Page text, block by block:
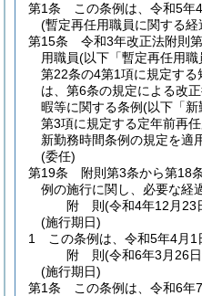
第1条
この条例は、令和5年
(暫定再任用職員に関する経
第15条
令和3年改正法附則
用職員(以下「暫定再任用職
第22条の4第1項に規定す
は、第6条の規定による改
暇等に関する条例(以下「新
第3項に規定する定年前再
新勤務時間条例の規定を適
(委任)
第19条
附則第3条から第18
例の施行に関し、必要な経
附 則(令和4年12月23
(施行期日)
1
この条例は、令和5年4月1
附 則(令和6年3月26日
(施行期日)
第1条
この条例は、令和6年